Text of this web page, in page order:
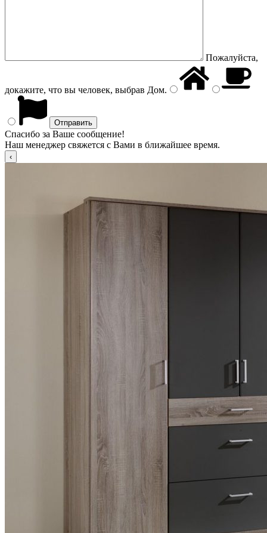
Пожалуйста,
докажите, что вы человек, выбрав Дом.
Спасибо за Ваше сообщение!
Наш менеджер свяжется с Вами в ближайшее время.